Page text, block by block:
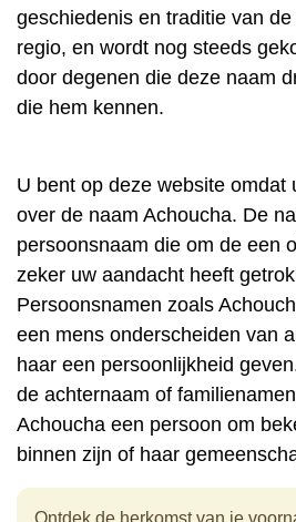
geschiedenis en traditie van
regio, en wordt nog steeds
door degenen die deze naam
die hem kennen.
U bent op deze website omdat
over de naam Achoucha. De
persoonsnaam die om de een
zeker uw aandacht heeft
Persoonsnamen zoals
een mens onderscheiden van
haar een persoonlijkheid
de achternaam of
Achoucha een persoon om
binnen zijn of haar
Ontdek de herkomst van je